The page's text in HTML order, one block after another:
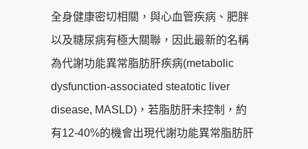
全身健康密切相關，與心血管疾病、肥胖
以及糖尿病有極大關聯，因此最新的名稱
為代謝功能異常脂肪肝疾病(metabolic
dysfunction-associated steatotic liver
disease, MASLD)，若脂肪肝未控制，約
有12-40%的機會出現代謝功能異常脂肪肝